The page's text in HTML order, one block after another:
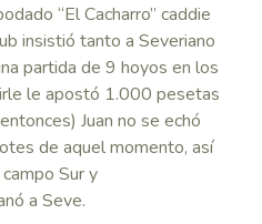
“El Cacharro” caddie
insistió tanto a Severiano
partida de 9 hoyos en los
le apostó 1.000 pesetas
Juan no se echó
de aquel momento, así
Sur y
a Seve.